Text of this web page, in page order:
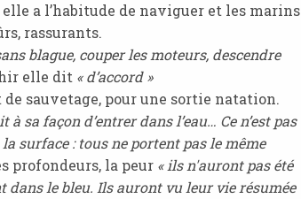
a l’habitude de naviguer et les marins
rassurants.
blague, couper les moteurs, descendre
elle dit « d’accord »
sauvetage, pour une sortie natation.
sa façon d’entrer dans l’eau… Ce n’est pas
surface : tous ne portent pas le même
profondeurs, la peur « ils n'auront pas été
dans le bleu. Ils auront vu leur vie résumée